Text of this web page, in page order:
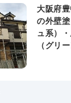
大阪府
の外壁
ュ系）
（グリー